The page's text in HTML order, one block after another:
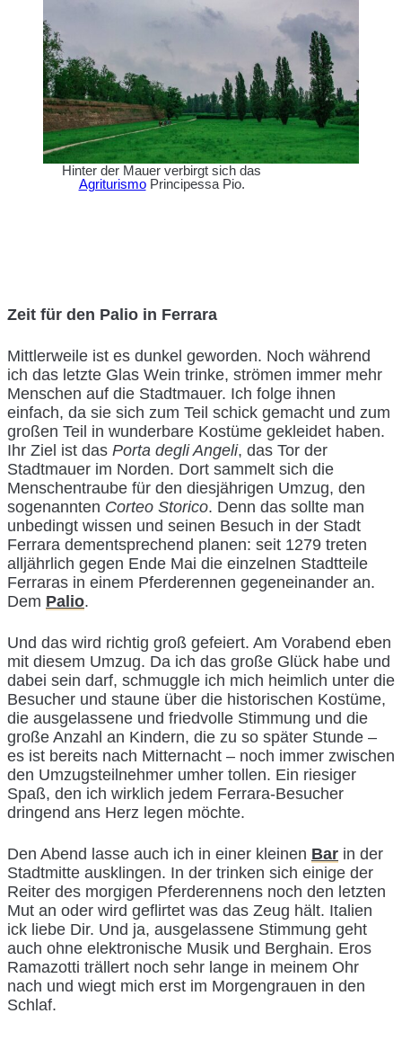
Hinter der Mauer verbirgt sich das
AgriturismoPrincipessa Pio.
Zeit für den Palio in Ferrara
Mittlerweile ist es dunkel geworden. Noch während
ich das letzte Glas Wein trinke, strömen immer mehr
Menschen auf die Stadtmauer. Ich folge ihnen
einfach, da sie sich zum Teil schick gemacht und zum
großen Teil in wunderbare Kostüme gekleidet haben.
Ihr Ziel ist das Porta degli Angeli, das Tor der
Stadtmauer im Norden. Dort sammelt sich die
Menschentraube für den diesjährigen Umzug, den
sogenannten Corteo Storico. Denn das sollte man
unbedingt wissen und seinen Besuch in der Stadt
Ferrara dementsprechend planen: seit 1279 treten
alljährlich gegen Ende Mai die einzelnen Stadtteile
Ferraras in einem Pferderennen gegeneinander an.
Dem Palio.
Und das wird richtig groß gefeiert. Am Vorabend eben
mit diesem Umzug. Da ich das große Glück habe und
dabei sein darf, schmuggle ich mich heimlich unter die
Besucher und staune über die historischen Kostüme,
die ausgelassene und friedvolle Stimmung und die
große Anzahl an Kindern, die zu so später Stunde –
es ist bereits nach Mitternacht – noch immer zwischen
den Umzugsteilnehmer umher tollen. Ein riesiger
Spaß, den ich wirklich jedem Ferrara-Besucher
dringend ans Herz legen möchte.
Den Abend lasse auch ich in einer kleinen Bar in der
Stadtmitte ausklingen. In der trinken sich einige der
Reiter des morgigen Pferderennens noch den letzten
Mut an oder wird geflirtet was das Zeug hält. Italien
ick liebe Dir. Und ja, ausgelassene Stimmung geht
auch ohne elektronische Musik und Berghain. Eros
Ramazotti trällert noch sehr lange in meinem Ohr
nach und wiegt mich erst im Morgengrauen in den
Schlaf.